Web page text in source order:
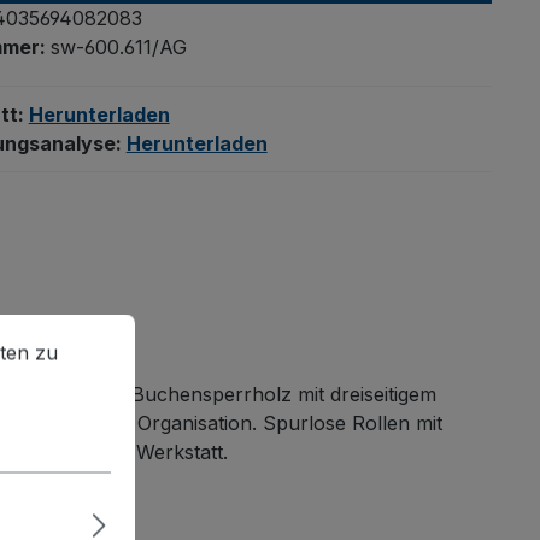
sw-600.611/AG
Herunterladen
Herunterladen
aus Buchensperrholz mit dreiseitigem
für sichere Organisation. Spurlose Rollen mit
in jeder Werkstatt.
Mehr Informationen ...
zu